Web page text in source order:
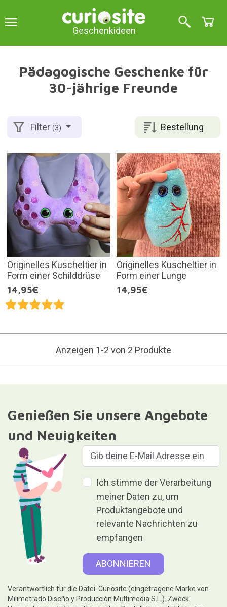
Geschenkideen
Pädagogische Geschenke für
30-jährige Freunde
Bestellung
Filter(3)
Originelles Kuscheltier in
Form einer Schilddrüse
14,95€
Originelles Kuscheltier in
Form einer Lunge
14,95€
Anzeigen 1-2 von 2 Produkte
Genießen Sie unsere Angebote
und Neuigkeiten
Ich stimme der Verarbeitung
meiner Daten zu, um
Produktangebote und
relevante Nachrichten zu
empfangen
Verantwortlich für die Datei: Curiosite (eingetragene Marke von
Milimetrado Diseño y Producción Multimedia S.L.). Zweck: